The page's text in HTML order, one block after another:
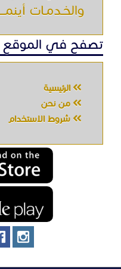
والخـدمـات
تصفح في الموقع
الرئيسية
من نحن
شروط الاستخدام